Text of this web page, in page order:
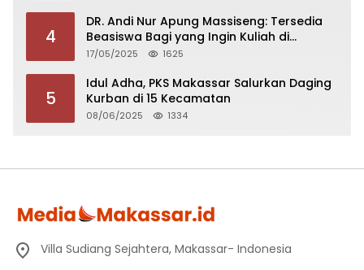
4
DR. Andi Nur Apung Massiseng: Tersedia
Beasiswa Bagi yang Ingin Kuliah di
Fakultas Perikanan UCM
17/05/2025 1625
5
Idul Adha, PKS Makassar Salurkan Daging
Kurban di 15 Kecamatan
08/06/2025 1334
Villa Sudiang Sejahtera, Makassar- Indonesia